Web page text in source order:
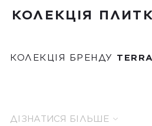
КОЛЕКЦІЯ
КОЛЕКЦІЯ БРЕНДУ
ДІЗНАТИСЯ БІЛЬШЕ